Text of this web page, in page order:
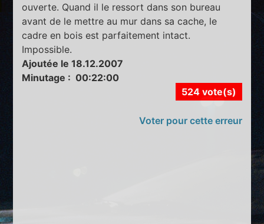
ouverte. Quand il le ressort dans son bureau
avant de le mettre au mur dans sa cache, le
cadre en bois est parfaitement intact.
Impossible.
Ajoutée le 18.12.2007
Minutage : 00:22:00
524 vote(s)
Voter pour cette erreur